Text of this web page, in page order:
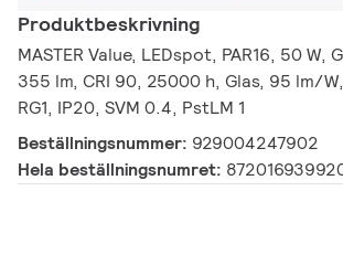
Produktbeskrivning
MASTER Value, LEDspot, PAR16, 50 W,
355 lm, CRI 90, 25000 h, Glas, 95 lm/W,
RG1, IP20, SVM 0.4, PstLM 1
Beställningsnummer: 929004247902
Hela beställningsnumret: